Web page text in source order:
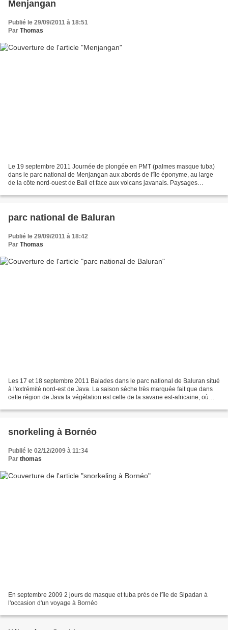
Menjangan
Publié le 29/09/2011 à 18:51
Par Thomas
Le 19 septembre 2011 Journée de plongée en PMT (palmes masque tuba)
dans le parc national de Menjangan aux abords de l'île éponyme, au large
de la côte nord-ouest de Bali et face aux volcans javanais. Paysages
parc national de Baluran
Publié le 29/09/2011 à 18:42
Par Thomas
Les 17 et 18 septembre 2011 Balades dans le parc national de Baluran situé
à l'extrémité nord-est de Java. La saison sèche très marquée fait que dans
cette région de Java la végétation est celle de la savane est-africaine, où
snorkeling à Bornéo
Publié le 02/12/2009 à 11:34
Par thomas
En septembre 2009 2 jours de masque et tuba près de l'île de Sipadan à
l'occasion d'un voyage à Bornéo